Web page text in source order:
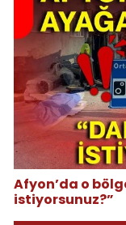
Afyon’da o
istiyorsunuz?”